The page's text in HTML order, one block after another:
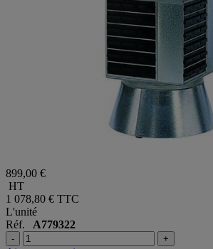
899,00 €
HT
1 078,80 € TTC
L'unité
Réf. A779322
- +